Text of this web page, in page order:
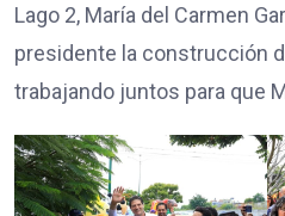
Lago 2, María del Carmen
presidente la construcción
trabajando juntos para que